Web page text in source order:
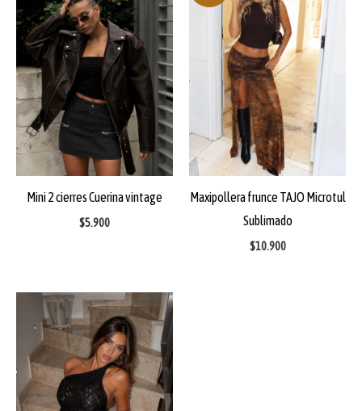
Mini 2 cierres Cuerina vintage
$5.900
Maxipollera frunce TAJO Microtul
Sublimado
$10.900